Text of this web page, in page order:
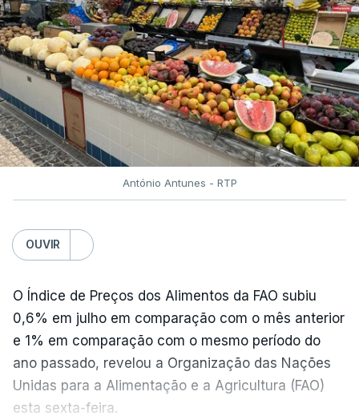
António Antunes - RTP
OUVIR
O Índice de Preços dos Alimentos da FAO subiu
0,6% em julho em comparação com o mês anterior
e 1% em comparação com o mesmo período do
ano passado, revelou a Organização das Nações
Unidas para a Alimentação e a Agricultura (FAO)
esta sexta-feira.